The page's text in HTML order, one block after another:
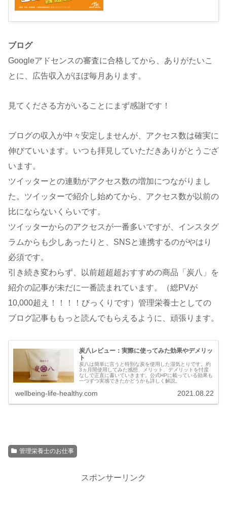
ブログ
Googleアドセンスの審査に合格してから、ありがたいこ
とに、広告収入がほぼ毎月あります。
見てくださる方がいることにまず感謝です！
ブログの収入が中々安定しませんが、アクセス数は確実に
伸びていいます。いつも拝見していただきありがとうござ
います。
ツイッターとの連動がアクセス数の増加につながりまし
た。ツイッターで紹介し始めてから、アクセス数が以前の
比にならないくらいです。
ツイッターからのアクセスが一番多いですが、インスタグ
ラムからも少しあったりと、SNSと連携するのがやはり
必須です。
引き続き変わらず、以前超超超おすすめの商品「炭八」を
紹介の記事が未だに一番読まれています。（総PVが
10,000超え！！！！びっくりです）管理栄養士としての
ブログ記事ももっと読んでもらえるように、頑張ります。
炭八レビュー：実際に使ってみた効果やデメリッ
ト
炭八は簡単に言うと特別な炭を使用した湿気とりです。約
3ヵ月間使用してみた感想、メリット、デメリットを忖度
なしで正直に書いていきます。公式HPに載っている効果も
一つずつ実感できたかどうかも詳しく解説。
wellbeing-life-healthy.com 2021.08.22
管理栄養士のお仕事
スポンサーリンク